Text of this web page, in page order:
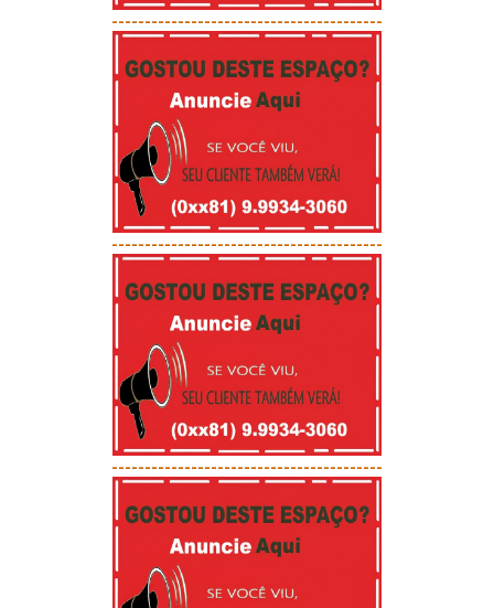
-----------------------------------------
-----------------------------------------
-----------------------------------------